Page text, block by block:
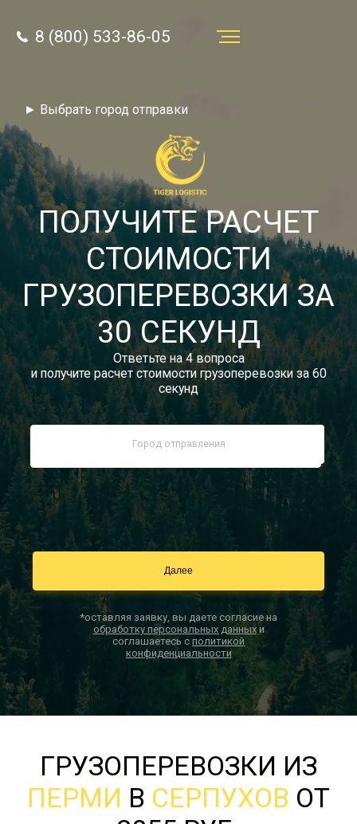
8 (800) 533-86-05
Звонок по России бесплатный
autotransport24@yandex.ru
Заказать звонок
Тарифы
Отзывы
Статьи
Новости
Документы
Контакты
► Выбрать город отправки
8 (800) 533-86-05
ПОЛУЧИТЕ РАСЧЕТ
СТОИМОСТИ
ГРУЗОПЕРЕВОЗКИ ЗА
30 СЕКУНД
Ответьте на 4 вопроса
и получите расчет стоимости грузоперевозки за 60
секунд
*оставляя заявку, вы даете согласие на
обработку персональных данныхи
соглашаетесь с политикой
конфиденциальности
ГРУЗОПЕРЕВОЗКИ ИЗ
ПЕРМИ В СЕРПУХОВ ОТ